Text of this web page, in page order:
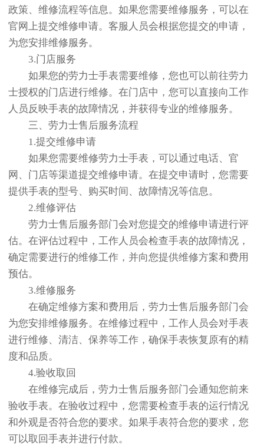
政策、维修流程等信息。如果您需要维修服务，可以在
官网上提交维修申请。客服人员会根据您提交的申请，
为您安排维修服务。
3.门店服务
如果您的劳力士手表需要维修，您也可以前往劳力
士授权的门店进行维修。在门店中，您可以直接向工作
人员反映手表的故障情况，并获得专业的维修服务。
三、劳力士售后服务流程
1.提交维修申请
如果您需要维修劳力士手表，可以通过电话、官
网、门店等渠道提交维修申请。在提交申请时，您需要
提供手表的型号、购买时间、故障情况等信息。
2.维修评估
劳力士售后服务部门会对您提交的维修申请进行评
估。在评估过程中，工作人员会检查手表的故障情况，
确定需要进行的维修工作，并向您提供维修方案和费用
预估。
3.维修服务
在确定维修方案和费用后，劳力士售后服务部门会
为您安排维修服务。在维修过程中，工作人员会对手表
进行维修、清洁、保养等工作，确保手表恢复原有的精
度和品质。
4.验收取回
在维修完成后，劳力士售后服务部门会通知您前来
验收手表。在验收过程中，您需要检查手表的运行情况
和外观是否符合您的要求。如果手表符合您的要求，您
可以取回手表并进行付款。